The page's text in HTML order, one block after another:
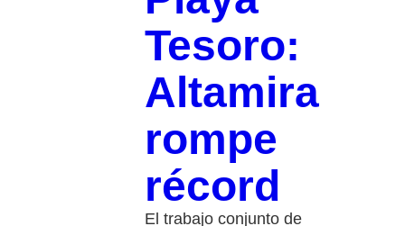
Tesoro:
Altamira
rompe
récord
El trabajo conjunto de